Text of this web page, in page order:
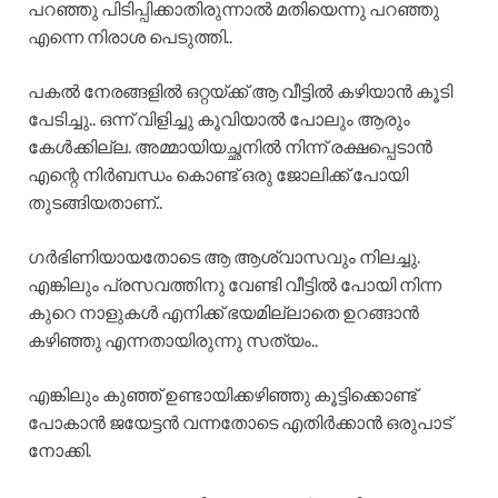
പറഞ്ഞു പിടിപ്പിക്കാതിരുന്നാൽ മതിയെന്നു പറഞ്ഞു
എന്നെ നിരാശ പെടുത്തി..
പകൽ നേരങ്ങളിൽ ഒറ്റയ്ക്ക് ആ വീട്ടിൽ കഴിയാൻ കൂടി
പേടിച്ചു.. ഒന്ന് വിളിച്ചു കൂവിയാൽ പോലും ആരും
കേൾക്കില്ല. അമ്മായിയച്ഛനിൽ നിന്ന് രക്ഷപ്പെടാൻ
എന്റെ നിർബന്ധം കൊണ്ട് ഒരു ജോലിക്ക് പോയി
തുടങ്ങിയതാണ്..
ഗർഭിണിയായതോടെ ആ ആശ്വാസവും നിലച്ചു.
എങ്കിലും പ്രസവത്തിനു വേണ്ടി വീട്ടിൽ പോയി നിന്ന
കുറെ നാളുകൾ എനിക്ക് ഭയമില്ലാതെ ഉറങ്ങാൻ
കഴിഞ്ഞു എന്നതായിരുന്നു സത്യം..
എങ്കിലും കുഞ്ഞ് ഉണ്ടായിക്കഴിഞ്ഞു കൂട്ടിക്കൊണ്ട്
പോകാൻ ജയേട്ടൻ വന്നതോടെ എതിർക്കാൻ ഒരുപാട്
നോക്കി.